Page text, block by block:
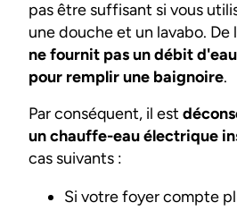
pas être suffisant si vous
une douche et un lavabo. De
ne fournit pas un débit
pour remplir une baignoire.
Par conséquent, il est
un chauffe-eau électrique
cas suivants :
Si votre foyer compte